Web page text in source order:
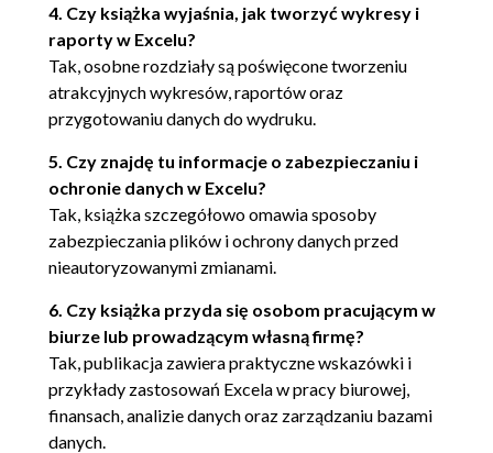
Podsumowanie (60)
Rozdział 5. Niewiarygodne możliwości (61)
Przykłady (66)
Wygodne zarządzanie kartami (66)
Ochrona zawartości pliku przed zmianą
Odczytywanie współrzędnych komórki
(69)
Zmiana nazwy arkusza (70)
Błyskawiczne obliczenia (70)
Podsumowanie (72)
Rozdział 6. Łatwe sposoby zaznaczania (73)
Przykłady (75)
4. Czy książka wyjaśnia, jak tworzyć wykresy i
raporty w Excelu?
Tak, osobne rozdziały są poświęcone tworzeniu
atrakcyjnych wykresów, raportów oraz
przygotowaniu danych do wydruku.
5. Czy znajdę tu informacje o zabezpieczaniu i
ochronie danych w Excelu?
Tak, książka szczegółowo omawia sposoby
zabezpieczania plików i ochrony danych przed
nieautoryzowanymi zmianami.
6. Czy książka przyda się osobom pracującym w
biurze lub prowadzącym własną firmę?
Tak, publikacja zawiera praktyczne wskazówki i
przykłady zastosowań Excela w pracy biurowej,
finansach, analizie danych oraz zarządzaniu bazami
danych.